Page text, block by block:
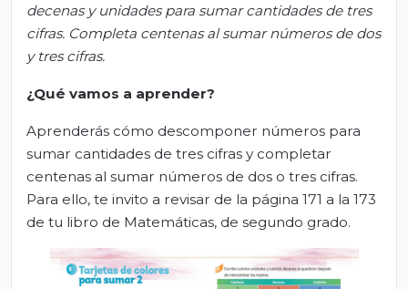
decenas y unidades para sumar cantidades de tres
cifras. Completa centenas al sumar números de dos
y tres cifras.
¿Qué vamos a aprender?
Aprenderás cómo descomponer números para
sumar cantidades de tres cifras y completar
centenas al sumar números de dos o tres cifras.
Para ello, te invito a revisar de la página 171 a la 173
de tu libro de Matemáticas, de segundo grado.